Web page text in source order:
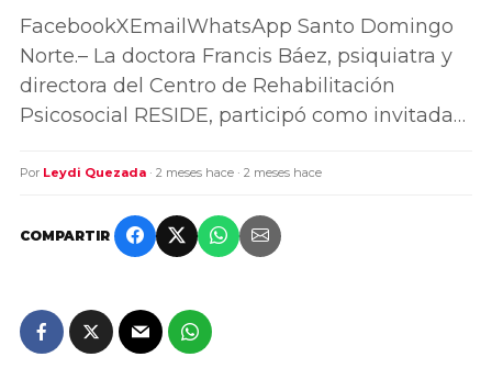
FacebookXEmailWhatsApp Santo Domingo
Norte.– La doctora Francis Báez, psiquiatra y
directora del Centro de Rehabilitación
Psicosocial RESIDE, participó como invitada…
Por Leydi Quezada · 2 meses hace · 2 meses hace
COMPARTIR